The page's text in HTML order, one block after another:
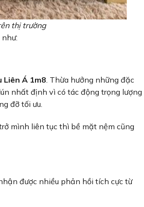
thị trường
Liên Á 1m8. Thừa hưởng những đặc
nhất định vì có tác động trọng lượng
đỡ tối ưu.
mình liên tục thì bề mặt nệm cũng
được nhiều phản hồi tích cực từ